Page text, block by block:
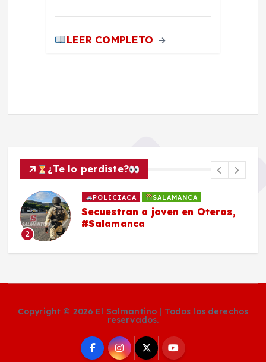
LEER COMPLETO
¿Te lo perdiste?
2
POLICIACA SALAMANCA
Secuestran a joven en Oteros,
#Salamanca
Copyright © 2026 El Salmantino | Todos los derechos
reservados.